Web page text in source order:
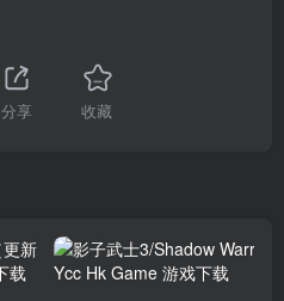
分享 收藏